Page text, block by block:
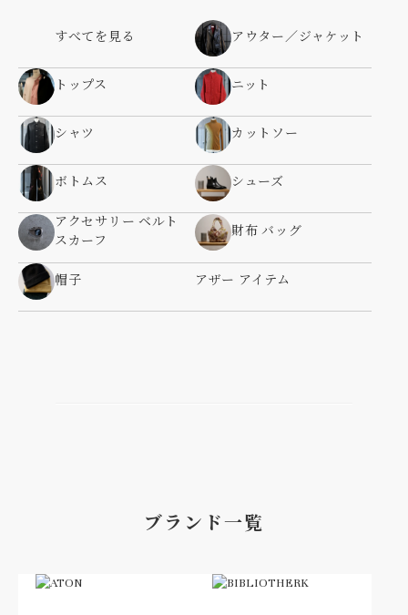
すべてを見る アウター／ジャケット
トップス ニット
シャツ カットソー
ボトムス シューズ
アクセサリー ベルト
スカーフ
財布 バッグ
帽子 アザー アイテム
ブランド一覧